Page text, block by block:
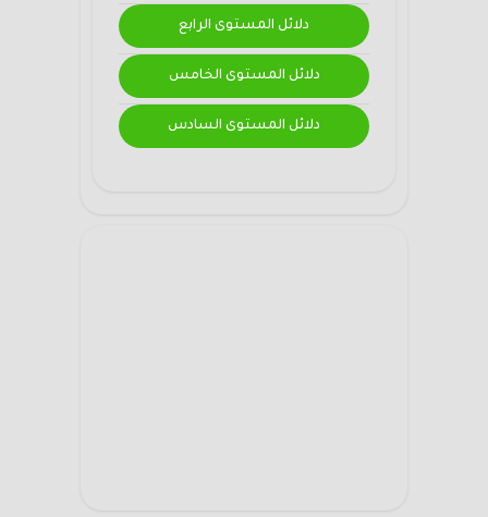
دلائل المستوى الرابع
دلائل المستوى الخامس
دلائل المستوى السادس